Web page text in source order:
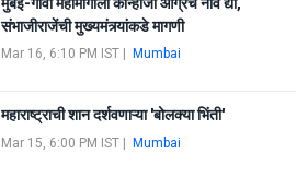
संभाजीराजेंची मुख्यमंत्र्यांकडे मागणी
Mar 16, 6:10 PM IST| Mumbai
महाराष्ट्राची शान दर्शवणाऱ्या 'बोलक्या भिंती'
Mar 15, 6:00 PM IST| Mumbai